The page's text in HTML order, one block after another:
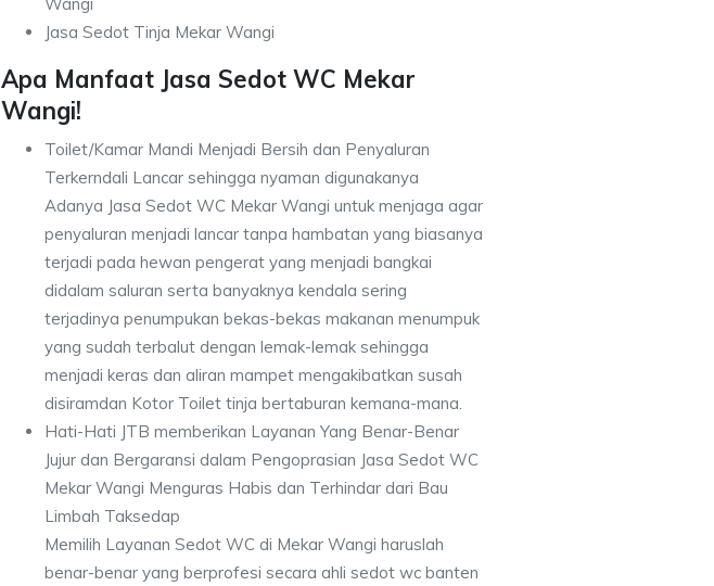
Jasa Sedot Tinja Mekar Wangi
Apa Manfaat Jasa Sedot WC Mekar
Wangi!
Toilet/Kamar Mandi Menjadi Bersih dan Penyaluran
Terkerndali Lancar sehingga nyaman digunakanya
Adanya Jasa Sedot WC Mekar Wangi untuk menjaga agar
penyaluran menjadi lancar tanpa hambatan yang biasanya
terjadi pada hewan pengerat yang menjadi bangkai
didalam saluran serta banyaknya kendala sering
terjadinya penumpukan bekas-bekas makanan menumpuk
yang sudah terbalut dengan lemak-lemak sehingga
menjadi keras dan aliran mampet mengakibatkan susah
disiramdan Kotor Toilet tinja bertaburan kemana-mana.
Hati-Hati JTB memberikan Layanan Yang Benar-Benar
Jujur dan Bergaransi dalam Pengoprasian Jasa Sedot WC
Mekar Wangi Menguras Habis dan Terhindar dari Bau
Limbah Taksedap
Memilih Layanan Sedot WC di Mekar Wangi haruslah
benar-benar yang berprofesi secara ahli sedot wc banten